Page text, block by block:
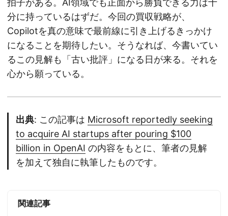
拍子がある。AI領域でも正面から勝負できる力は十
分に持っているはずだ。今回の買収戦略が、
Copilotを真の意味で最前線に引き上げるきっかけ
になることを期待したい。そうなれば、今書いてい
るこの見解も「古い批評」になる日が来る。それを
心から願っている。
出典: この記事は Microsoft reportedly seeking
to acquire AI startups after pouring $100
billion in OpenAI の内容をもとに、筆者の見解
を加えて独自に執筆したものです。
関連記事